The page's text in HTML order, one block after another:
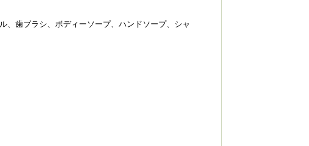
、歯ブラシ、ボディーソープ、ハンドソープ、シャ